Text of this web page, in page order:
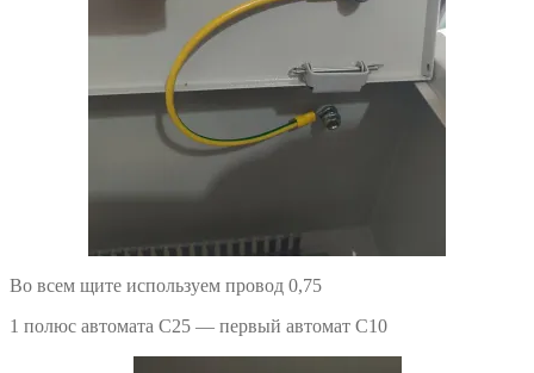
Во всем щите используем провод 0,75
1 полюс автомата С25 — первый автомат С10